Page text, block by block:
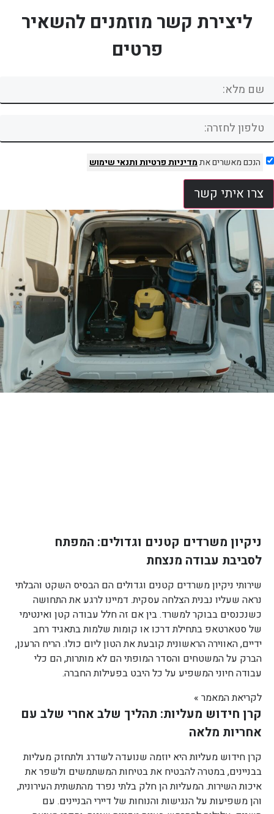
ליצירת קשר מוזמנים להשאיר
פרטים
הנכם מאשרים אתמדיניות פרטיותותנאי שימוש
צרו איתי קשר
ניקיון משרדים קטנים וגדולים: המפתח
לסביבת עבודה מנצחת
שירותי ניקיון משרדים קטנים וגדולים הם הבסיס השקט והבלתי
נראה שעליו נבנית הצלחה עסקית. דמיינו לרגע את התחושה
כשנכנסים בבוקר למשרד. בין אם זה חלל עבודה קטן ואינטימי
של סטארטאפ בתחילת דרכו או קומות שלמות בתאגיד רחב
ידיים, האווירה הראשונית קובעת את הטון ליום כולו. הריח הרענן,
הברק על המשטחים והסדר המופתי הם לא מותרות, הם כלי
עבודה חיוני המשפיע על כל היבט בפעילות החברה.
לקריאת המאמר »
קרן חידוש מעליות: תהליך שלב אחרי שלב עם
אחריות מלאה
קרן חידוש מעליות היא יוזמה שנועדה לשדרג ולתחזק מעליות
בבניינים, במטרה להבטיח את בטיחות המשתמשים ולשפר את
איכות השירות. המעליות הן חלק בלתי נפרד מהתשתית העירונית,
והן משפיעות על הנגישות והנוחות של דיירי הבניינים. עם